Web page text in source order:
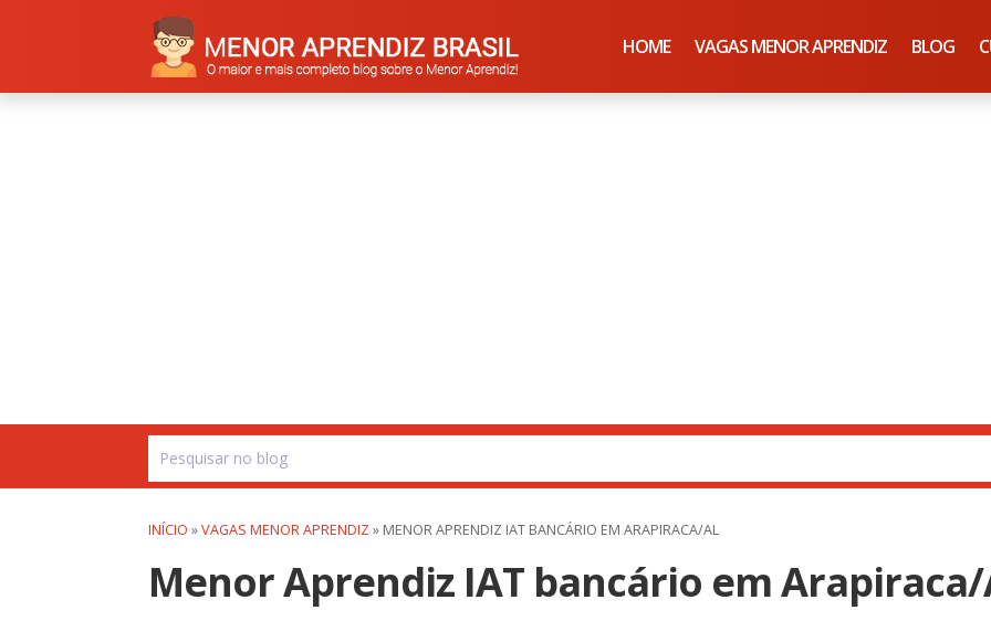
HOME VAGAS MENOR APRENDIZ BLOG
INÍCIO »VAGAS MENOR APRENDIZ» MENOR APRENDIZ IAT BANCÁRIO EM ARAPIRACA/AL
Menor Aprendiz IAT bancário em Arapiraca/